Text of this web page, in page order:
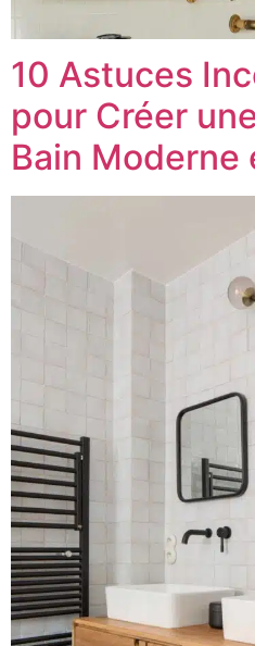
10 Astuces
pour Créer
Bain Moderne